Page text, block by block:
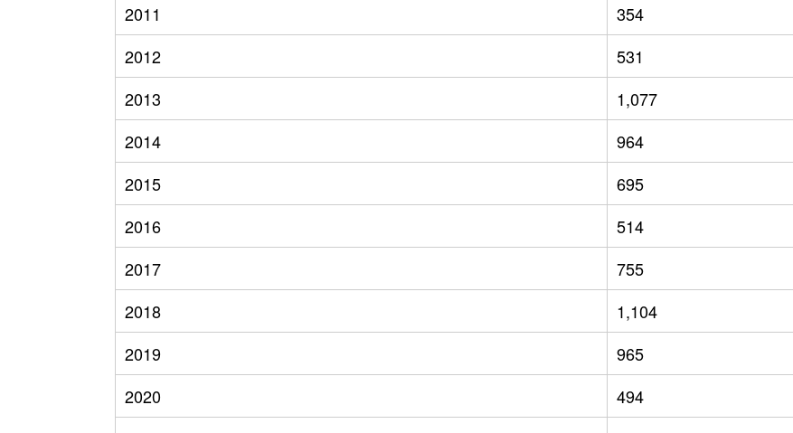
2011
354
2012
531
2013
1,077
2014
964
2015
695
2016
514
2017
755
2018
1,104
2019
965
2020
494